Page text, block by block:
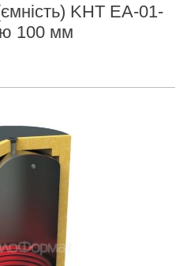
KHT ЕА-01-
100 мм